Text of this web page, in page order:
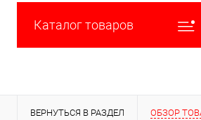
Каталог товаров
ВЕРНУТЬСЯ В РАЗДЕЛ ОБЗОР